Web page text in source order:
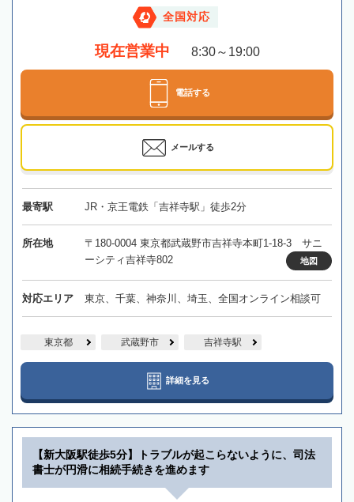
全国対応
現在営業中 8:30～19:00
電話する
メールする
最寄駅 JR・京王電鉄「吉祥寺駅」徒歩2分
所在地
〒180-0004 東京都武蔵野市吉祥寺本町1-18-3 サニ
ーシティ吉祥寺802
地図
対応エリア 東京、千葉、神奈川、埼玉、全国オンライン相談可
東京都 武蔵野市 吉祥寺駅
詳細を見る
【新大阪駅徒歩5分】トラブルが起こらないように、司法
書士が円滑に相続手続きを進めます